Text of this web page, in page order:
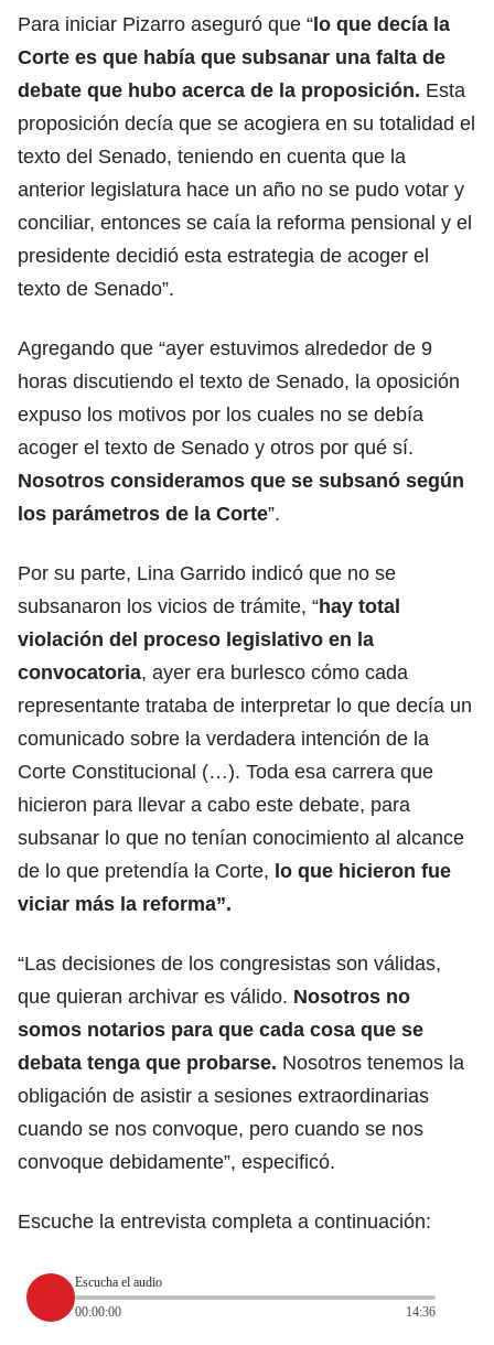
Para iniciar Pizarro aseguró que “lo que decía la
Corte es que había que subsanar una falta de
debate que hubo acerca de la proposición. Esta
proposición decía que se acogiera en su totalidad el
texto del Senado, teniendo en cuenta que la
anterior legislatura hace un año no se pudo votar y
conciliar, entonces se caía la reforma pensional y el
presidente decidió esta estrategia de acoger el
texto de Senado”.
Agregando que “ayer estuvimos alrededor de 9
horas discutiendo el texto de Senado, la oposición
expuso los motivos por los cuales no se debía
acoger el texto de Senado y otros por qué sí.
Nosotros consideramos que se subsanó según
los parámetros de la Corte”.
Por su parte, Lina Garrido indicó que no se
subsanaron los vicios de trámite, “hay total
violación del proceso legislativo en la
convocatoria, ayer era burlesco cómo cada
representante trataba de interpretar lo que decía un
comunicado sobre la verdadera intención de la
Corte Constitucional (…). Toda esa carrera que
hicieron para llevar a cabo este debate, para
subsanar lo que no tenían conocimiento al alcance
de lo que pretendía la Corte, lo que hicieron fue
viciar más la reforma”.
“Las decisiones de los congresistas son válidas,
que quieran archivar es válido. Nosotros no
somos notarios para que cada cosa que se
debata tenga que probarse. Nosotros tenemos la
obligación de asistir a sesiones extraordinarias
cuando se nos convoque, pero cuando se nos
convoque debidamente”, especificó.
Escuche la entrevista completa a continuación:
Escucha el audio
00:00:00
14:36